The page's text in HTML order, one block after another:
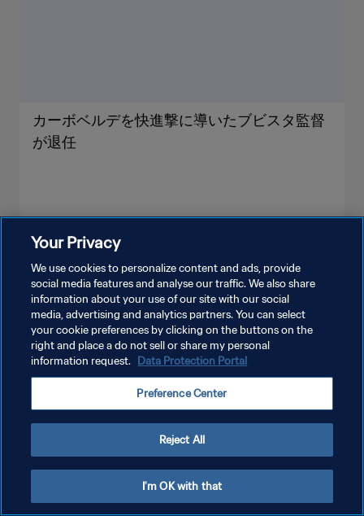
カーボベルデを快進撃に導いたブビスタ監督
が退任
プライバシーポリシー
クッキー設定の管理
Copyright © 1994 - 2026 FIFA. All rights reserved.
Your Privacy
We use cookies to personalize content and ads, provide
social media features and analyse our traffic. We also share
information about your use of our site with our social
media, advertising and analytics partners. You can select
your cookie preferences by clicking on the buttons on the
right and place a do not sell or share my personal
information request. Data Protection Portal
Preference Center
Reject All
I'm OK with that